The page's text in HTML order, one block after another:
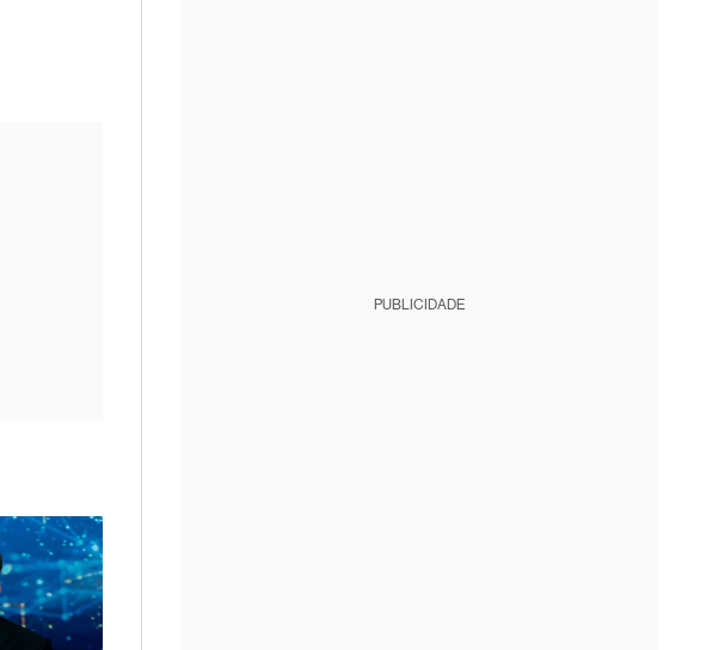
PUBLICIDADE